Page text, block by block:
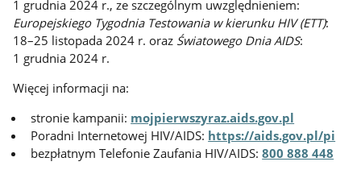
1 grudnia 2024 r., ze szczególnym uwzględnieniem:
Europejskiego Tygodnia Testowania w kierunku HIV (ETT):
18–25 listopada 2024 r. oraz Światowego Dnia AIDS:
1 grudnia 2024 r.
Więcej informacji na:
stronie kampanii: mojpierwszyraz.aids.gov.pl
Poradni Internetowej HIV/AIDS: https://aids.gov.pl/pi
bezpłatnym Telefonie Zaufania HIV/AIDS:800 888 448